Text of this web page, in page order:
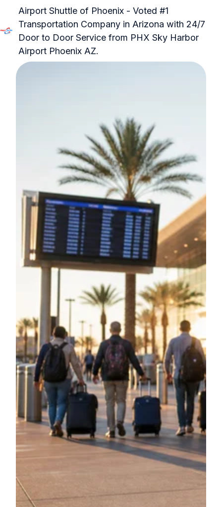
Airport Shuttle of Phoenix - Voted #1
Transportation Company in Arizona with 24/7
Door to Door Service from PHX Sky Harbor
Airport Phoenix AZ.